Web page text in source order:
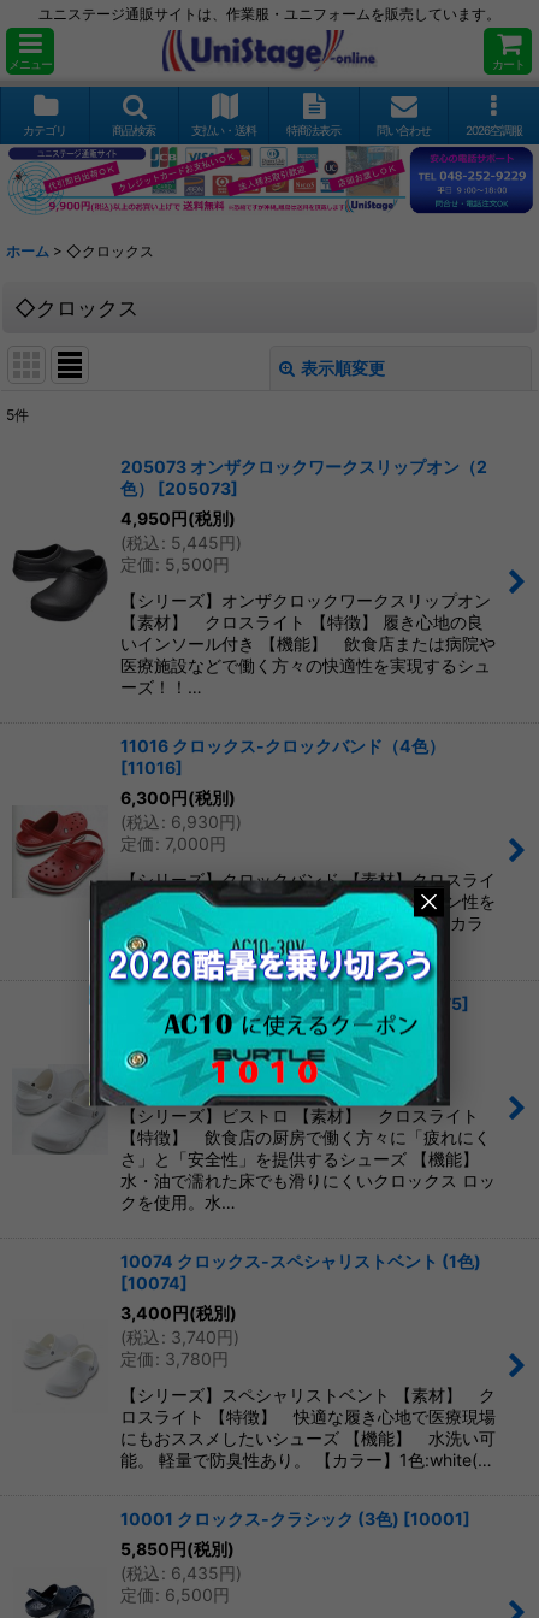
ユニステージ通販サイトは、作業服・ユニフォームを販売しています。
メニュー カート
カテゴリ 商品検索 支払い・送料 特商法表示 問い合わせ 2026空調服
ホーム > ◇クロックス
◇クロックス
表示順変更
5件
205073 オンザクロックワークスリップオン（2
色）
[205073]
4,950円(税別)
(税込: 5,445円)
定価: 5,500円
【シリーズ】オンザクロックワークスリップオン
【素材】 クロスライト 【特徴】 履き心地の良
いインソール付き 【機能】 飲食店または病院や
医療施設などで働く方々の快適性を実現するシュ
ーズ！！…
11016 クロックス-クロックバンド（4色）
[11016]
6,300円(税別)
(税込: 6,930円)
定価: 7,000円
【シリーズ】クロックバンド 【素材】クロスライ
ト 【特徴】軽い履き心地と快適なクッション性を
実現したシューズ 【機能】水洗い可能。 【カラ
ー】4色:black(001)/white(100)…
10075 クロックス-ビストロ（2色） 10075]
6,750円(税別)
(税込 7,425円)
定価: 7,500円
【シリーズ】ビストロ 【素材】 クロスライト
【特徴】 飲食店の厨房で働く方々に「疲れにく
さ」と「安全性」を提供するシューズ 【機能】
水・油で濡れた床でも滑りにくいクロックス ロッ
クを使用。水…
10074 クロックス-スペシャリストベント (1色)
[10074]
3,400円(税別)
(税込: 3,740円)
定価: 3,780円
【シリーズ】スペシャリストベント 【素材】 ク
ロスライト 【特徴】 快適な履き心地で医療現場
にもおススメしたいシューズ 【機能】 水洗い可
能。 軽量で防臭性あり。 【カラー】1色:white(…
10001 クロックス-クラシック (3色) [10001]
5,850円(税別)
(税込: 6,435円)
定価: 6,500円